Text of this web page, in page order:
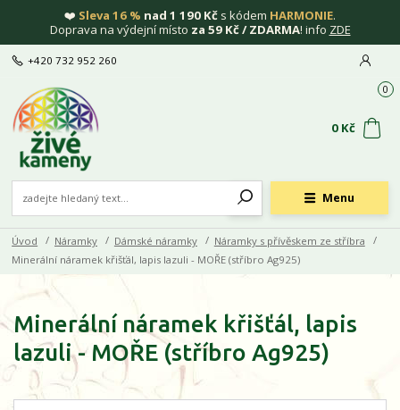
❤️ Sleva 16 % nad 1 190 Kč s kódem HARMONIE.
Doprava na výdejní místo za 59 Kč / ZDARMA! info ZDE
Menu
+420 732 952 260
0
0 Kč
Úvod Náramky Dámské náramky
Náramky s přívěskem ze stříbra
Minerální náramek křišťál, lapis lazuli - MOŘE (stříbro Ag925)
Minerální náramek křišťál, lapis
lazuli - MOŘE (stříbro Ag925)